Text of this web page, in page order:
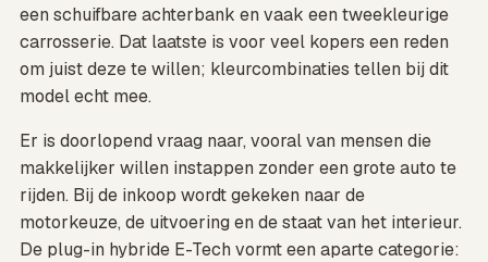
een schuifbare achterbank en vaak een tweekleurige
carrosserie. Dat laatste is voor veel kopers een reden
om juist deze te willen; kleurcombinaties tellen bij dit
model echt mee.
Er is doorlopend vraag naar, vooral van mensen die
makkelijker willen instappen zonder een grote auto te
rijden. Bij de inkoop wordt gekeken naar de
motorkeuze, de uitvoering en de staat van het interieur.
De plug-in hybride E-Tech vormt een aparte categorie: